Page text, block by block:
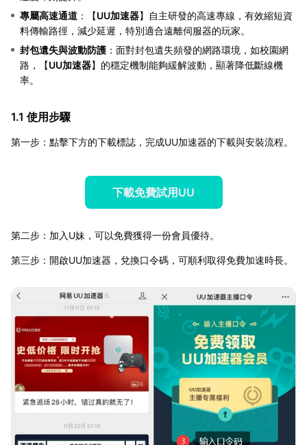
專屬高速通道 ：【UU加速器】自主研發的高速專線，有效縮短資
料傳輸路徑，減少延遲，特別適合遠離伺服器的玩家。
封包遺失與波動防護 ：面對封包遺失頻發的網路環境，如校園網
路，【UU加速器】的穩定機制能夠緩解波動，顯著降低斷線機
率。
1.1 使用步驟
第一步：點擊下方的下載標誌，完成UU加速器的下載與安裝流程。
下載免費試用UU
第二步：加入U妹，可以免費獲得一份會員優待。
第三步：開啟UU加速器，兌換口令碼，可順利取得免費加速時長。